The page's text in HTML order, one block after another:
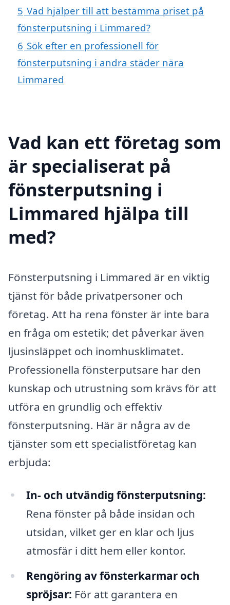
5 Vad hjälper till att bestämma priset på
fönsterputsning i Limmared?
6 Sök efter en professionell för
fönsterputsning i andra städer nära
Limmared
Vad kan ett företag som
är specialiserat på
fönsterputsning i
Limmared hjälpa till
med?
Fönsterputsning i Limmared är en viktig
tjänst för både privatpersoner och
företag. Att ha rena fönster är inte bara
en fråga om estetik; det påverkar även
ljusinsläppet och inomhusklimatet.
Professionella fönsterputsare har den
kunskap och utrustning som krävs för att
utföra en grundlig och effektiv
fönsterputsning. Här är några av de
tjänster som ett specialistföretag kan
erbjuda:
In- och utvändig fönsterputsning:
Rena fönster på både insidan och
utsidan, vilket ger en klar och ljus
atmosfär i ditt hem eller kontor.
Rengöring av fönsterkarmar och
spröjsar: För att garantera en